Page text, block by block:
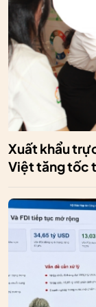
Xuất khẩu
Việt tăng tốc